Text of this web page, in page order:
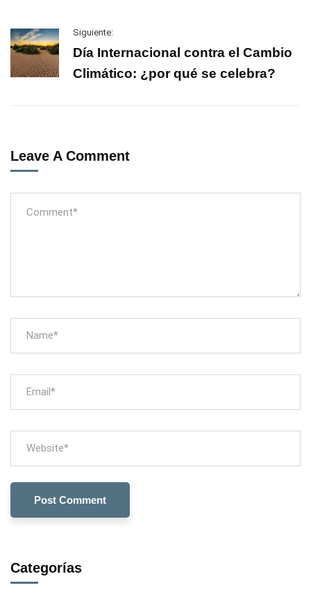
Siguiente:
Día Internacional contra el Cambio
Climático: ¿por qué se celebra?
Leave A Comment
Categorías